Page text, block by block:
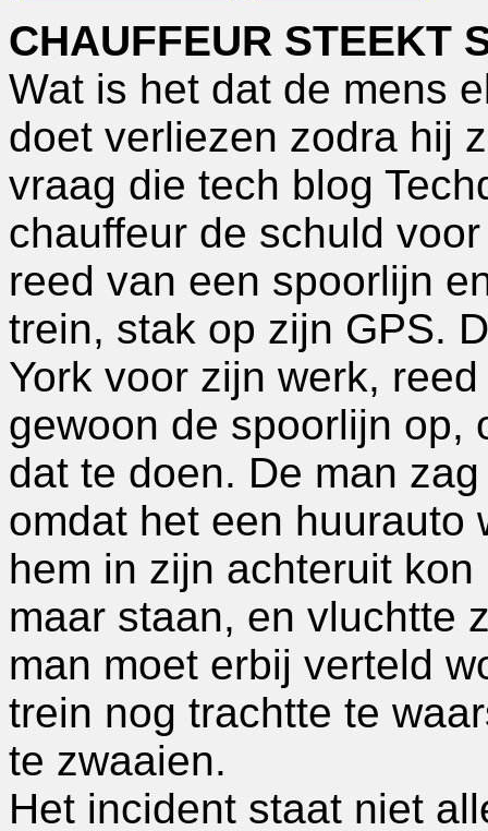
CHAUFFEUR STEEKT
Wat is het dat de mens
doet verliezen zodra hij
vraag die tech blog
chauffeur de schuld
reed van een spoorlijn
trein, stak op zijn GPS.
York voor zijn werk,
gewoon de spoorlijn op,
dat te doen. De man
omdat het een huurauto
hem in zijn achteruit
maar staan, en vluchtte
man moet erbij verteld
trein nog trachtte te
te zwaaien.
Het incident staat niet